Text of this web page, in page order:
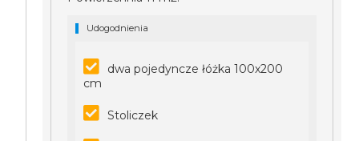
Udogodnienia
dwa pojedyncze łóżka 100x200
cm
Stoliczek